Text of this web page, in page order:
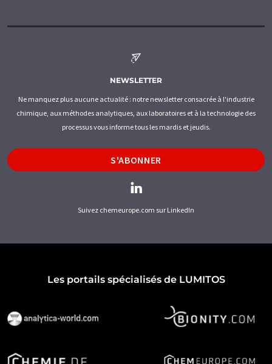
NEWSLETTER
Ne manquez plus aucune actualité : notre newsletter consacrée à l'industrie
chimique, aux méthodes analytiques, aux laboratoires et à la technologie des
processus vous informe tous les mardis et jeudis.
S'ABONNER
Suivez chemeurope.com sur LinkedIn
Les portails spécialisés de LUMITOS